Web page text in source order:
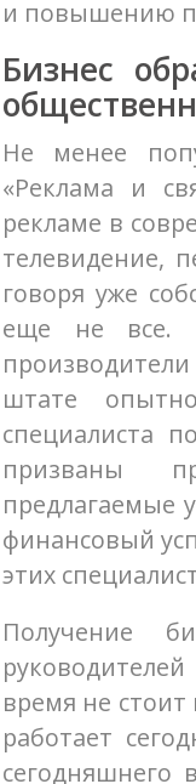
и повышению
Бизнес
Не менее
«Реклама и
рекламе в
телевидение,
говоря уже
еще не все.
штате
специалиста
призваны
предлагаемые
финансовый
этих
Получение
время не
работает
сегодняшнего